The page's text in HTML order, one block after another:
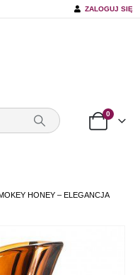
ZALOGUJ SIĘ
0
HONEY – ELEGANCJA